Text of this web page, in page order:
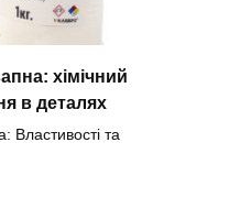
хімічний
в деталях
та